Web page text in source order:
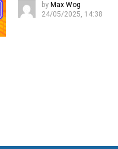
by Max Wog
24/05/2025, 14:38